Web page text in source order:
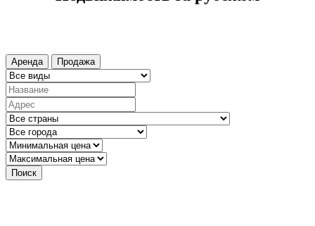
Аренда Продажа
Поиск